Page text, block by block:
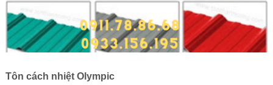
Tôn cách nhiệt Olympic